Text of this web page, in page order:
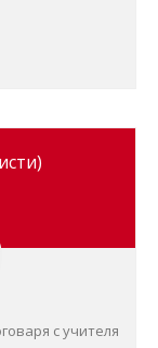
с учителя